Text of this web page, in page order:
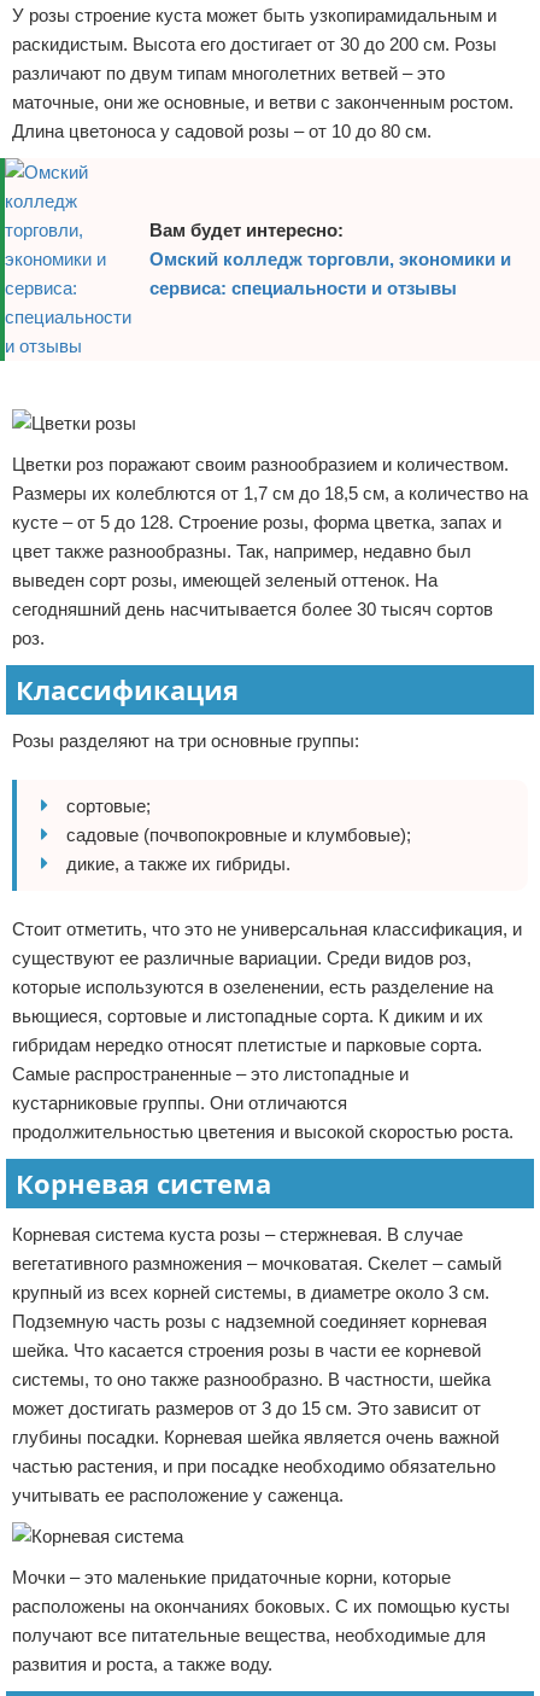
У розы строение куста может быть узкопирамидальным и
раскидистым. Высота его достигает от 30 до 200 см. Розы
различают по двум типам многолетних ветвей – это
маточные, они же основные, и ветви с законченным ростом.
Длина цветоноса у садовой розы – от 10 до 80 см.
Вам будет интересно:
Омский колледж торговли, экономики и
сервиса: специальности и отзывы
Цветки роз поражают своим разнообразием и количеством.
Размеры их колеблются от 1,7 см до 18,5 см, а количество на
кусте – от 5 до 128. Строение розы, форма цветка, запах и
цвет также разнообразны. Так, например, недавно был
выведен сорт розы, имеющей зеленый оттенок. На
сегодняшний день насчитывается более 30 тысяч сортов
роз.
Классификация
Розы разделяют на три основные группы:
сортовые;
садовые (почвопокровные и клумбовые);
дикие, а также их гибриды.
Стоит отметить, что это не универсальная классификация, и
существуют ее различные вариации. Среди видов роз,
которые используются в озеленении, есть разделение на
вьющиеся, сортовые и листопадные сорта. К диким и их
гибридам нередко относят плетистые и парковые сорта.
Самые распространенные – это листопадные и
кустарниковые группы. Они отличаются
продолжительностью цветения и высокой скоростью роста.
Корневая система
Корневая система куста розы – стержневая. В случае
вегетативного размножения – мочковатая. Скелет – самый
крупный из всех корней системы, в диаметре около 3 см.
Подземную часть розы с надземной соединяет корневая
шейка. Что касается строения розы в части ее корневой
системы, то оно также разнообразно. В частности, шейка
может достигать размеров от 3 до 15 см. Это зависит от
глубины посадки. Корневая шейка является очень важной
частью растения, и при посадке необходимо обязательно
учитывать ее расположение у саженца.
Мочки – это маленькие придаточные корни, которые
расположены на окончаниях боковых. С их помощью кусты
получают все питательные вещества, необходимые для
развития и роста, а также воду.